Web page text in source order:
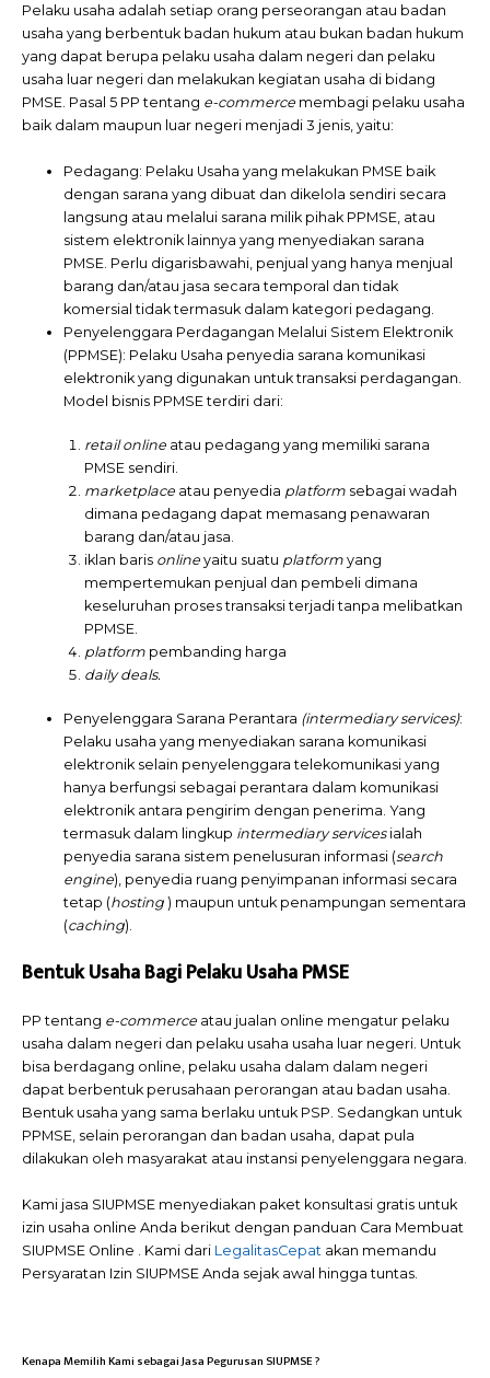
Pelaku usaha adalah setiap orang perseorangan atau badan
usaha yang berbentuk badan hukum atau bukan badan hukum
yang dapat berupa pelaku usaha dalam negeri dan pelaku
usaha luar negeri dan melakukan kegiatan usaha di bidang
PMSE. Pasal 5 PP tentang e-commerce membagi pelaku usaha
baik dalam maupun luar negeri menjadi 3 jenis, yaitu:
Pedagang: Pelaku Usaha yang melakukan PMSE baik
dengan sarana yang dibuat dan dikelola sendiri secara
langsung atau melalui sarana milik pihak PPMSE, atau
sistem elektronik lainnya yang menyediakan sarana
PMSE. Perlu digarisbawahi, penjual yang hanya menjual
barang dan/atau jasa secara temporal dan tidak
komersial tidak termasuk dalam kategori pedagang.
Penyelenggara Perdagangan Melalui Sistem Elektronik
(PPMSE): Pelaku Usaha penyedia sarana komunikasi
elektronik yang digunakan untuk transaksi perdagangan.
Model bisnis PPMSE terdiri dari:
retail online atau pedagang yang memiliki sarana
PMSE sendiri.
marketplace atau penyedia platform sebagai wadah
dimana pedagang dapat memasang penawaran
barang dan/atau jasa.
iklan baris onlineyaitu suatu platform yang
mempertemukan penjual dan pembeli dimana
keseluruhan proses transaksi terjadi tanpa melibatkan
PPMSE.
platform pembanding harga
daily deals.
Penyelenggara Sarana Perantara (intermediary services):
Pelaku usaha yang menyediakan sarana komunikasi
elektronik selain penyelenggara telekomunikasi yang
hanya berfungsi sebagai perantara dalam komunikasi
elektronik antara pengirim dengan penerima. Yang
termasuk dalam lingkup intermediary servicesialah
penyedia sarana sistem penelusuran informasi (search
engine), penyedia ruang penyimpanan informasi secara
tetap (hosting ) maupun untuk penampungan sementara
(caching).
Bentuk Usaha Bagi Pelaku Usaha PMSE
PP tentang e-commerce atau jualan online mengatur pelaku
usaha dalam negeri dan pelaku usaha usaha luar negeri. Untuk
bisa berdagang online, pelaku usaha dalam dalam negeri
dapat berbentuk perusahaan perorangan atau badan usaha.
Bentuk usaha yang sama berlaku untuk PSP. Sedangkan untuk
PPMSE, selain perorangan dan badan usaha, dapat pula
dilakukan oleh masyarakat atau instansi penyelenggara negara.
Kami jasa SIUPMSE menyediakan paket konsultasi gratis untuk
izin usaha online Anda berikut dengan panduan Cara Membuat
SIUPMSE Online . Kami dari LegalitasCepat akan memandu
Persyaratan Izin SIUPMSE Anda sejak awal hingga tuntas.
Kenapa Memilih Kami sebagai Jasa Pegurusan SIUPMSE ?